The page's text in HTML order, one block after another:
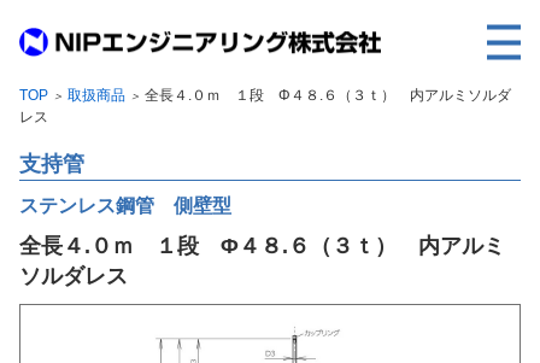
TOP
事業内容
取扱製品
各種実績
会社案内
TOP ＞ 取扱商品 ＞ 全長４.０ｍ １段 Φ４８.６（３ｔ） 内アルミソルダ
レス
支持管
ステンレス鋼管 側壁型
全長４.０ｍ １段 Φ４８.６（３ｔ） 内アルミ
ソルダレス